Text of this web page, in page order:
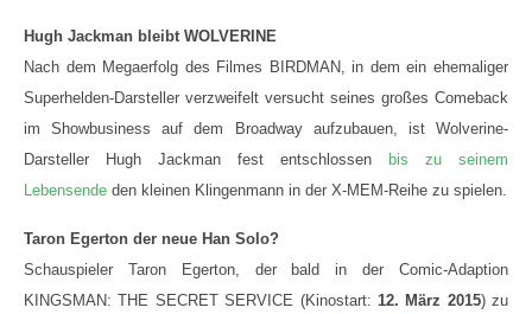
Hugh Jackman bleibt WOLVERINE
Nach dem Megaerfolg des Filmes BIRDMAN, in dem ein ehemaliger
Superhelden-Darsteller verzweifelt versucht seines großes Comeback
im Showbusiness auf dem Broadway aufzubauen, ist Wolverine-
Darsteller Hugh Jackman fest entschlossen
bis zu seinem
Lebensende den kleinen Klingenmann in der X-MEM-Reihe zu spielen.
Taron Egerton der neue Han Solo?
Schauspieler Taron Egerton, der bald in der Comic-Adaption
KINGSMAN: THE SECRET SERVICE (Kinostart: 12. März 2015) zu